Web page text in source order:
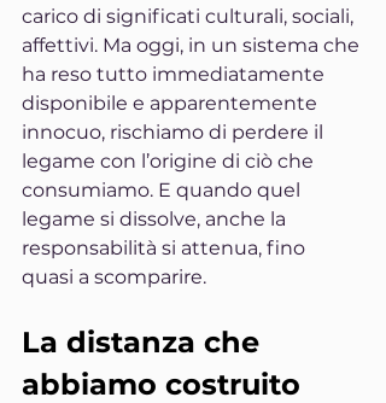
carico di significati culturali, sociali,
affettivi. Ma oggi, in un sistema che
ha reso tutto immediatamente
disponibile e apparentemente
innocuo, rischiamo di perdere il
legame con l’origine di ciò che
consumiamo. E quando quel
legame si dissolve, anche la
responsabilità si attenua, fino
quasi a scomparire.
La distanza che
abbiamo costruito